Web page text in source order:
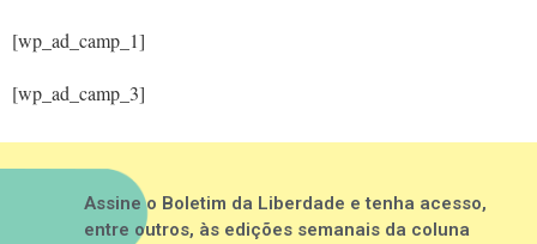
[wp_ad_camp_1]
[wp_ad_camp_3]
Assine o Boletim da Liberdade e tenha acesso,
entre outros, às edições semanais da coluna